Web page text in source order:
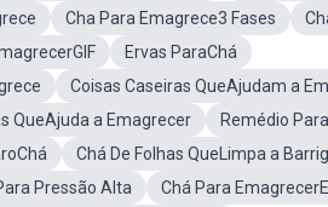
Cha Para Emagrece3 Fases
Ervas ParaChá
Coisas Caseiras QueAjudam a
QueAjuda a Emagrecer
Remédio
Chá De Folhas QueLimpa a
Pressão Alta Chá Para